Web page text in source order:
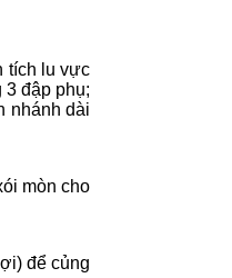
tích lu vực
3 đập phụ;
nhánh dài
mòn cho
để củng